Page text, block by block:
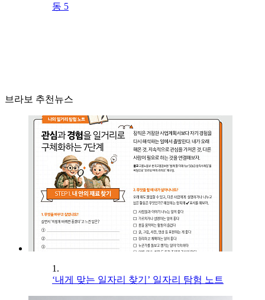
동 5
브라보 추천뉴스
1.
‘내게 맞는 일자리 찾기’ 일자리 탐험 노트